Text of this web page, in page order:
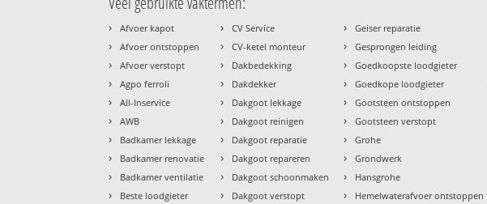
› Afvoer kapot
› Afvoer ontstoppen
› Afvoer verstopt
› Agpo ferroli
› All-Inservice
› AWB
› Badkamer lekkage
› Badkamer renovatie
› Badkamer ventilatie
› Beste loodgieter
› CV Service
› CV-ketel monteur
› Dakbedekking
› Dakdekker
› Dakgoot lekkage
› Dakgoot reinigen
› Dakgoot reparatie
› Dakgoot repareren
› Dakgoot schoonmaken
› Dakgoot verstopt
› Geiser reparatie
› Gesprongen leiding
› Goedkoopste loodgieter
› Goedkope loodgieter
› Gootsteen ontstoppen
› Gootsteen verstopt
› Grohe
› Grondwerk
› Hansgrohe
› Hemelwaterafvoer ontstoppen